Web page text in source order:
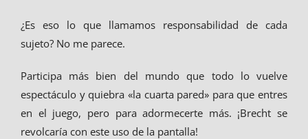
¿Es eso lo que llamamos responsabilidad de cada
sujeto? No me parece.
Participa más bien del mundo que todo lo vuelve
espectáculo y quiebra «la cuarta pared» para que entres
en el juego, pero para adormecerte más. ¡Brecht se
revolcaría con este uso de la pantalla!